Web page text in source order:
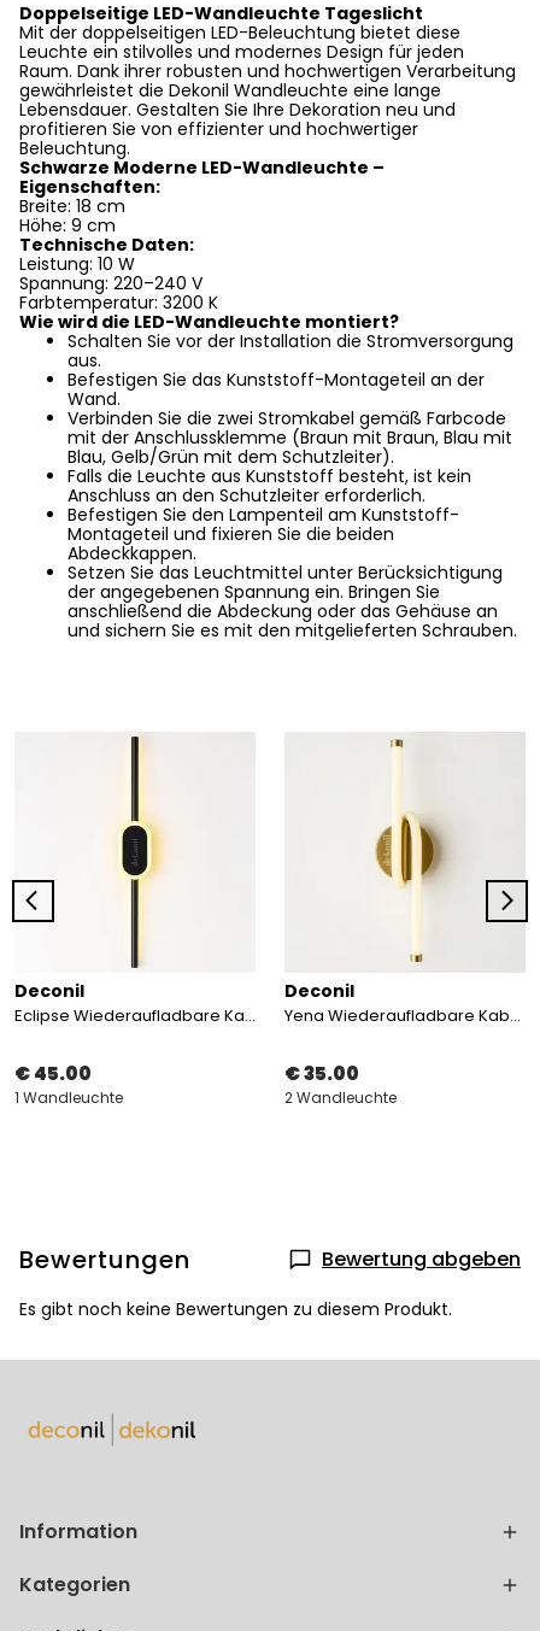
Doppelseitige LED-Wandleuchte Tageslicht
Mit der doppelseitigen LED-Beleuchtung bietet diese
Leuchte ein stilvolles und modernes Design für jeden
Raum. Dank ihrer robusten und hochwertigen Verarbeitung
gewährleistet die Dekonil Wandleuchte eine lange
Lebensdauer. Gestalten Sie Ihre Dekoration neu und
profitieren Sie von effizienter und hochwertiger
Beleuchtung.
Schwarze Moderne LED-Wandleuchte –
Eigenschaften:
Breite: 18 cm
Höhe: 9 cm
Technische Daten:
Leistung: 10 W
Spannung: 220–240 V
Farbtemperatur: 3200 K
Wie wird die LED-Wandleuchte montiert?
Schalten Sie vor der Installation die Stromversorgung
aus.
Befestigen Sie das Kunststoff-Montageteil an der
Wand.
Verbinden Sie die zwei Stromkabel gemäß Farbcode
mit der Anschlussklemme (Braun mit Braun, Blau mit
Blau, Gelb/Grün mit dem Schutzleiter).
Falls die Leuchte aus Kunststoff besteht, ist kein
Anschluss an den Schutzleiter erforderlich.
Befestigen Sie den Lampenteil am Kunststoff-
Montageteil und fixieren Sie die beiden
Abdeckkappen.
Setzen Sie das Leuchtmittel unter Berücksichtigung
der angegebenen Spannung ein. Bringen Sie
anschließend die Abdeckung oder das Gehäuse an
und sichern Sie es mit den mitgelieferten Schrauben.
Deconil
Eclipse Wiederaufladbare Kabellose LED Wandleuchte
€ 45.00
1 Wandleuchte
Deconil
Yena Wiederaufladbare Kabellose LED Wandleuchte
€ 35.00
2 Wandleuchte
Bewertungen Bewertung abgeben
Es gibt noch keine Bewertungen zu diesem Produkt.
Information
Kategorien